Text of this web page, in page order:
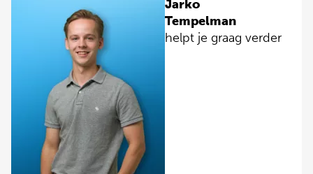
Jarko
Tempelman
helpt je graag verder